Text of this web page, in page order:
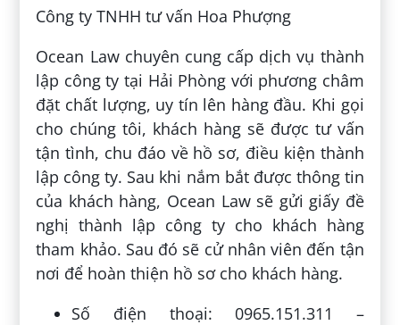
Công ty TNHH tư vấn Hoa Phượng
Ocean Law chuyên cung cấp dịch vụ thành
lập công ty tại Hải Phòng với phương châm
đặt chất lượng, uy tín lên hàng đầu. Khi gọi
cho chúng tôi, khách hàng sẽ được tư vấn
tận tình, chu đáo về hồ sơ, điều kiện thành
lập công ty. Sau khi nắm bắt được thông tin
của khách hàng, Ocean Law sẽ gửi giấy đề
nghị thành lập công ty cho khách hàng
tham khảo. Sau đó sẽ cử nhân viên đến tận
nơi để hoàn thiện hồ sơ cho khách hàng.
Số điện thoại: 0965.151.311 –